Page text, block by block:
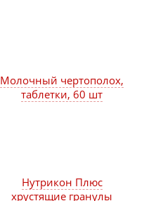
Молочный чертополох,
таблетки, 60 шт
Нутрикон Плюс
хрустящие гранулы